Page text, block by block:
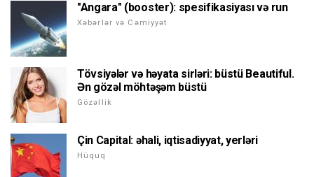
"Angara" (booster): spesifikasiyası və run
Xəbərlər və Cəmiyyət
Tövsiyələr və həyata sirləri: büstü Beautiful.
Ən gözəl möhtəşəm büstü
Gözəllik
Çin Capital: əhali, iqtisadiyyat, yerləri
Hüquq